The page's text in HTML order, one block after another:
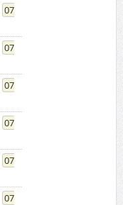
07
07
07
07
07
07